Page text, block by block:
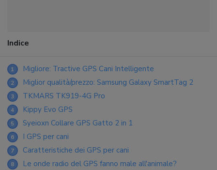
Indice
1 Migliore: Tractive GPS Cani Intelligente
2 Miglior qualità/prezzo: Samsung Galaxy SmartTag 2
3 TKMARS TK919-4G Pro
4 Kippy Evo GPS
5 Syeioxn Collare GPS Gatto 2 in 1
6 I GPS per cani
7 Caratteristiche dei GPS per cani
8 Le onde radio del GPS fanno male all'animale?